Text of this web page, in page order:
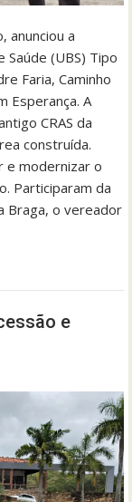
anunciou a
Saúde (UBS) Tipo
Faria, Caminho
Esperança. A
CRAS da
construída.
e modernizar o
Participaram da
Braga, o vereador
e